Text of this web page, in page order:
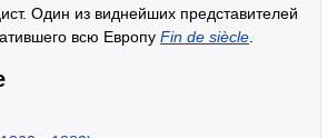
Один из виднейших представителей
всю Европу Fin de siècle